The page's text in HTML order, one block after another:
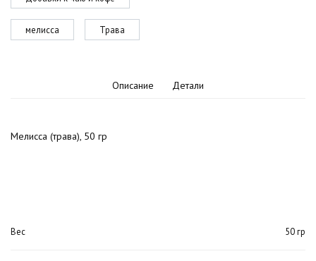
мелисса Трава
Описание Детали
Мелисса (трава), 50 гр
Вес 50 гр